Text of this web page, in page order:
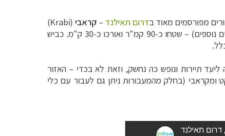
מפורסמים מאוד בדרום תאילנד – קראבי (
Krabi
)
) ממערב. זהו האי הגדול במפרץ (אחריו אחיו הקטן קו יאו נוי ועוד כארבעים איים קטנים נוספים) – שטחו כ-90 קמ"ר ואורכו כ-30 ק"מ. כביש
תיירות ונופש כה נחשק, וזאת לא בכדי – האזור
מסודרים מפוקט ומקראבי (בחלק מהמעבורות ניתן גם לעבור עם כלי